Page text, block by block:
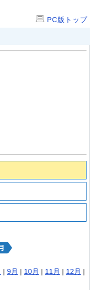
PC版トップ
| 9月 | 10月 | 11月 | 12月 |